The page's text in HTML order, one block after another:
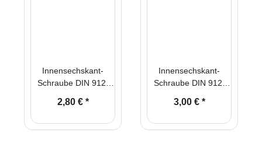
Innensechskant-
Schraube DIN 912/
280 mm
2,80 € *
Innensechskant-
Schraube DIN 912/
300 mm
3,00 € *